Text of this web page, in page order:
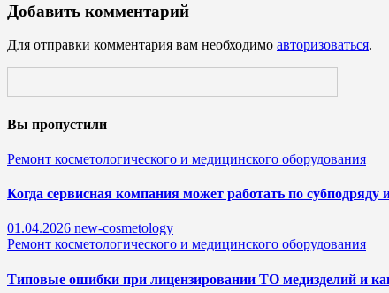
Добавить комментарий
Для отправки комментария вам необходимо авторизоваться.
Вы пропустили
Ремонт косметологического и медицинского оборудования
Когда сервисная компания может работать по субподряду
01.04.2026 new-cosmetology
Ремонт косметологического и медицинского оборудования
Типовые ошибки при лицензировании ТО медизделий и